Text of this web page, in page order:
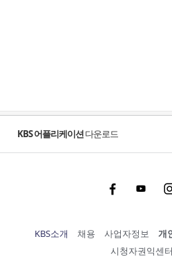
KBS 어플리케이션다운로드
FacebookYoutube
KBS소개 채용 사업자정보 개
시청자권익센터